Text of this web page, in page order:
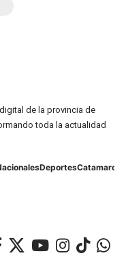
de la provincia de
toda la actualidad
DeportesCatamarca